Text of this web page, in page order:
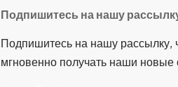
Подпишитесь на нашу
Подпишитесь на нашу рассылку,
мгновенно получать наши новые